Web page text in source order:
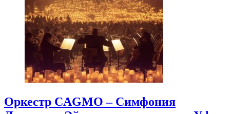
Оркестр CAGMO – Симфония